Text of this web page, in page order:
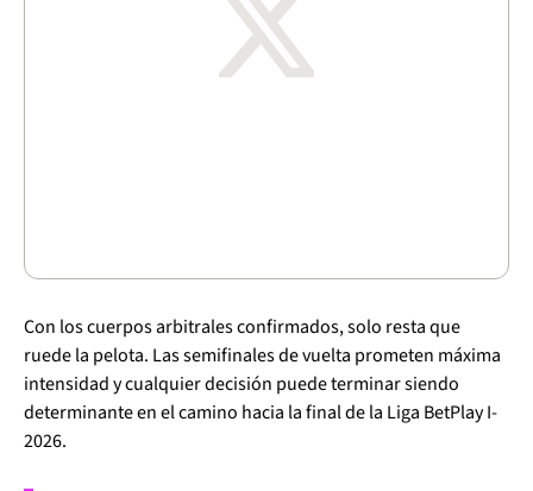
Con los cuerpos arbitrales confirmados, solo resta que
ruede la pelota. Las semifinales de vuelta prometen máxima
intensidad y cualquier decisión puede terminar siendo
determinante en el camino hacia la final de la Liga BetPlay I-
2026.